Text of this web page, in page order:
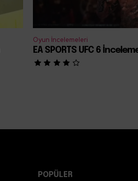
Oyun İncelemeleri
EA SPORTS UFC 6
POPÜLER